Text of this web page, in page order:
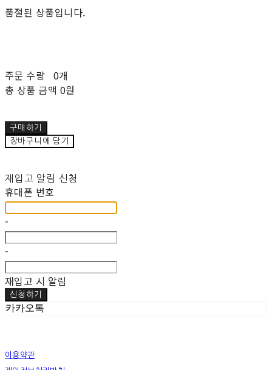
품절된 상품입니다.
주문 수량 0개
총 상품 금액 0원
구매하기
장바구니에 담기
재입고 알림 신청
휴대폰 번호
-
-
재입고 시 알림
신청하기
카카오톡
이용약관